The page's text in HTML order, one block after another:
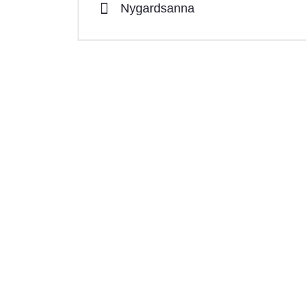
Nygardsanna